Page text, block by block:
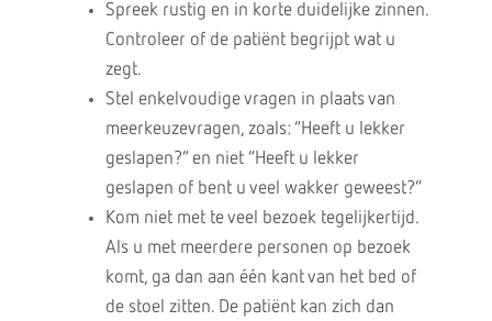
Spreek rustig en in korte duidelijke zinnen.
Controleer of de patiënt begrijpt wat u
zegt.
Stel enkelvoudige vragen in plaats van
meerkeuzevragen, zoals: “Heeft u lekker
geslapen?” en niet “Heeft u lekker
geslapen of bent u veel wakker geweest?”
Kom niet met te veel bezoek tegelijkertijd.
Als u met meerdere personen op bezoek
komt, ga dan aan één kant van het bed of
de stoel zitten. De patiënt kan zich dan